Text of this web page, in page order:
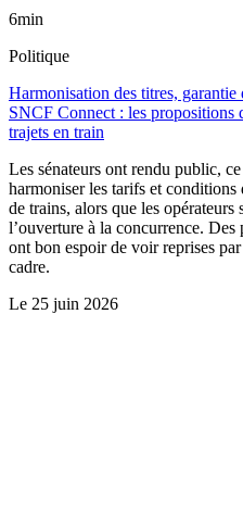
6min
Politique
Harmonisation des titres,
SNCF Connect : les propositions
trajets en train
Les sénateurs ont rendu public,
harmoniser les tarifs et conditions
de trains, alors que les
l’ouverture à la concurrence.
ont bon espoir de voir reprises
cadre.
Le 25 juin 2026